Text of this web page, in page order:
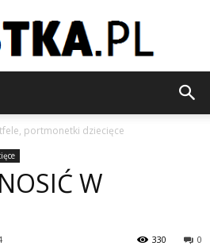
portmonetki dziecięce
W
0
330